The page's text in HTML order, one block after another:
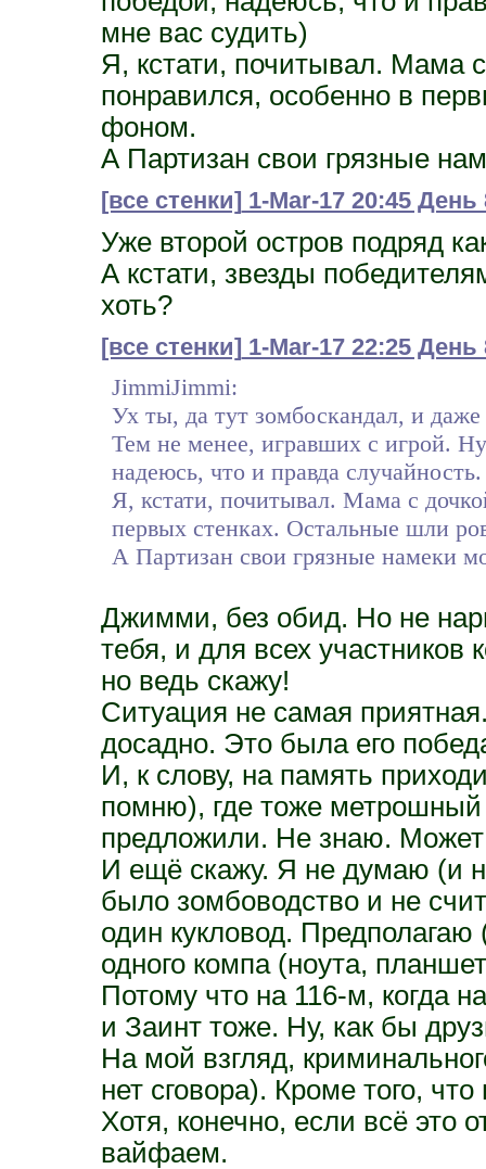
мне вас судить)
Я, кстати, почитывал. Мама
понравился, особенно в
фоном.
А Партизан свои грязные
[все стенки] 1-Mar-17 20:45
Уже второй остров подряд
А кстати, звезды
хоть?
[все стенки] 1-Mar-17 22:25
JimmiJimmi:
Ух ты, да тут зомбоскандал, и
Тем не менее, игравших с игрой.
надеюсь, что и правда
Я, кстати, почитывал. Мама с
первых стенках. Остальные шли
А Партизан свои грязные намеки
Джимми, без обид. Но не
тебя, и для всех участников
но ведь скажу!
Ситуация не самая
досадно. Это была его
И, к слову, на память
помню), где тоже
предложили. Не знаю.
И ещё скажу. Я не думаю (и
было зомбоводство и не
один кукловод.
одного компа (ноута,
Потому что на 116-м, когда
и Заинт тоже. Ну, как бы
На мой взгляд,
нет сговора). Кроме того,
Хотя, конечно, если всё это
вайфаем.